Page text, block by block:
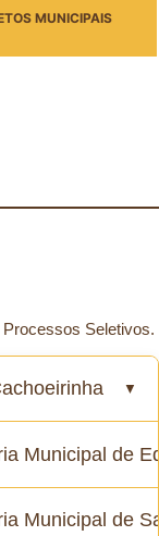
MUNICIPAIS
Seletivos.
Municipal de
e Diretor
Municipal de